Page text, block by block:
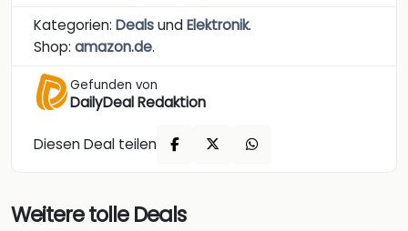
Kategorien: DealsundElektronik.
Shop: amazon.de.
Gefunden von
DailyDeal Redaktion
Diesen Deal teilen
Weitere tolle Deals